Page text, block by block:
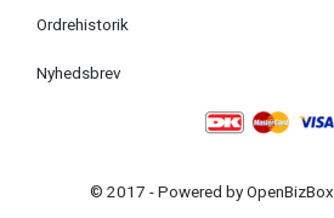
Ordrehistorik
Nyhedsbrev
© 2017 - Powered byOpenBizBox